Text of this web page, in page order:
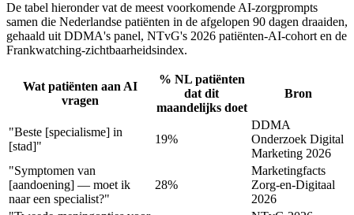
De tabel hieronder vat de meest voorkomende AI-zorgprompts
samen die Nederlandse patiënten in de afgelopen 90 dagen draaiden,
gehaald uit DDMA's panel, NTvG's 2026 patiënten-AI-cohort en de
Frankwatching-zichtbaarheidsindex.
Wat patiënten aan AI
vragen
% NL patiënten
dat dit
maandelijks doet
Bron
"Beste [specialisme] in
[stad]"
19%
DDMA
Onderzoek Digital
Marketing 2026
"Symptomen van
[aandoening] — moet ik
naar een specialist?"
28%
Marketingfacts
Zorg-en-Digitaal
2026